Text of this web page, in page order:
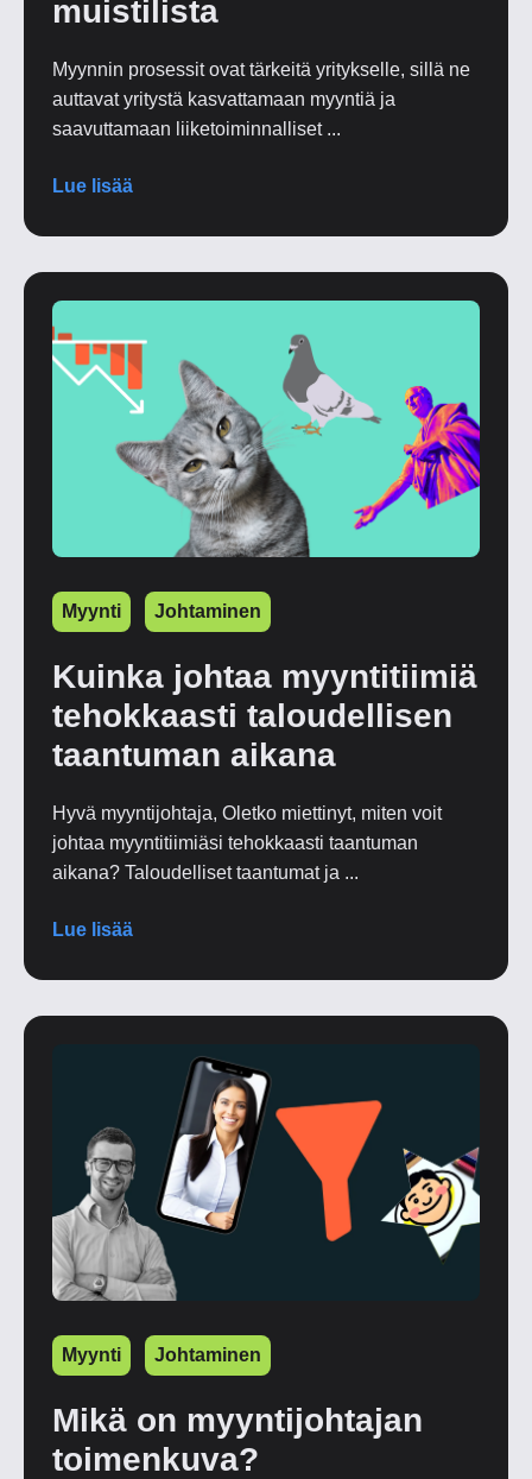
muistilista
Myynnin prosessit ovat tärkeitä yritykselle, sillä ne
auttavat yritystä kasvattamaan myyntiä ja
saavuttamaan liiketoiminnalliset ...
Lue lisää
Myynti Johtaminen
Kuinka johtaa myyntitiimiä
tehokkaasti taloudellisen
taantuman aikana
Hyvä myyntijohtaja, Oletko miettinyt, miten voit
johtaa myyntitiimiäsi tehokkaasti taantuman
aikana? Taloudelliset taantumat ja ...
Lue lisää
Myynti Johtaminen
Mikä on myyntijohtajan
toimenkuva?